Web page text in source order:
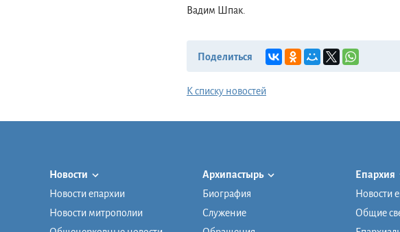
Вадим Шпак.
Поделиться
К списку новостей
Новости
Новости епархии
Новости митрополии
Архипастырь
Биография
Служение
Епархия
Новости
Общие